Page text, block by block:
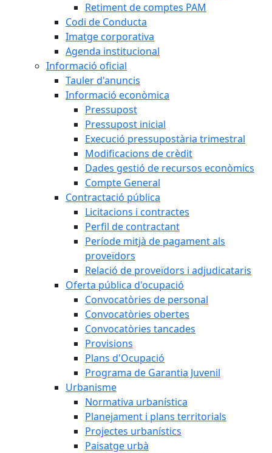
Retiment de comptes PAM
Codi de Conducta
Imatge corporativa
Agenda institucional
Informació oficial
Tauler d'anuncis
Informació econòmica
Pressupost
Pressupost inicial
Execució pressupostària trimestral
Modificacions de crèdit
Dades gestió de recursos econòmics
Compte General
Contractació pública
Licitacions i contractes
Perfil de contractant
Període mitjà de pagament als
proveïdors
Relació de proveïdors i adjudicataris
Oferta pública d'ocupació
Convocatòries de personal
Convocatòries obertes
Convocatòries tancades
Provisions
Plans d'Ocupació
Programa de Garantia Juvenil
Urbanisme
Normativa urbanística
Planejament i plans territorials
Projectes urbanístics
Paisatge urbà